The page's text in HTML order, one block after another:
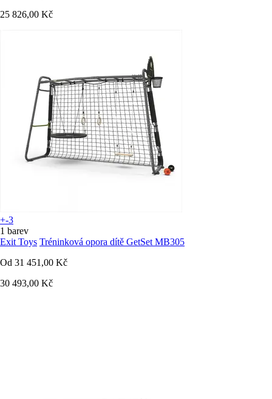
25 826,00 Kč
+-3
1 barev
Exit Toys Tréninková opora dítě GetSet MB305
Od 31 451,00 Kč
30 493,00 Kč